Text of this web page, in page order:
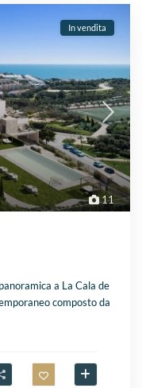
11
In vendita
a La Cala de
composto da